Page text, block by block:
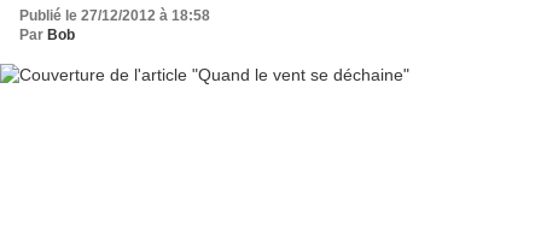
Publié le 27/12/2012 à 18:58
Par Bob